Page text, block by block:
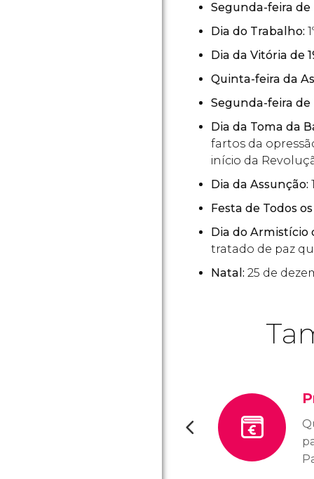
Segunda-feira de
Dia do Trabalho:
Dia da Vitória de
Quinta-feira da
Segunda-feira de
Dia da Toma da
fartos da
início da
Dia da Assunção:
Festa de Todos
Dia do Armistício
tratado de paz
Natal: 25 de